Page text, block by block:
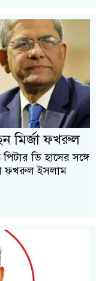
মির্জা ফখরুল
পিটার ডি হাসের সঙ্গে
ফখরুল ইসলাম